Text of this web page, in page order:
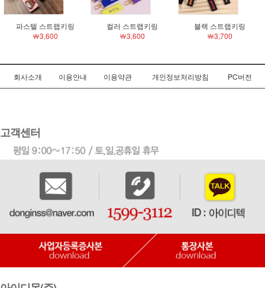
파스텔 스트랩키링
￦3,600
컬러 스트랩키링
￦3,600
블랙 스트랩키링
￦3,700
회사소개 이용안내 이용약관 개인정보처리방침 PC버전
고객센터